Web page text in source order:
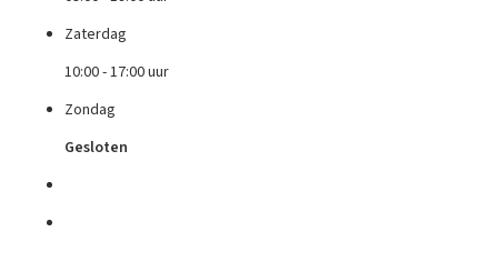
Zaterdag
10:00 - 17:00 uur
Zondag
Gesloten